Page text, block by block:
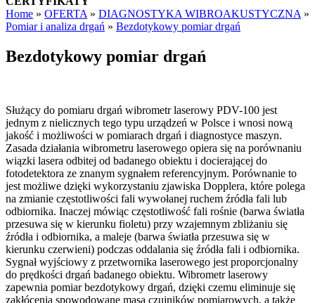
Home » OFERTA » DIAGNOSTYKA WIBROAKUSTYCZNA »
Pomiar i analiza drgań » Bezdotykowy pomiar drgań
Bezdotykowy pomiar drgań
Służący do pomiaru drgań wibrometr laserowy PDV-100 jest
jednym z nielicznych tego typu urządzeń w Polsce i wnosi nową
jakość i możliwości w pomiarach drgań i diagnostyce maszyn.
Zasada działania wibrometru laserowego opiera się na porównaniu
wiązki lasera odbitej od badanego obiektu i docierającej do
fotodetektora ze znanym sygnałem referencyjnym. Porównanie to
jest możliwe dzięki wykorzystaniu zjawiska Dopplera, które polega
na zmianie częstotliwości fali wywołanej ruchem źródła fali lub
odbiornika. Inaczej mówiąc częstotliwość fali rośnie (barwa światła
przesuwa się w kierunku fioletu) przy wzajemnym zbliżaniu się
źródła i odbiornika, a maleje (barwa światła przesuwa się w
kierunku czerwieni) podczas oddalania się źródła fali i odbiornika.
Sygnał wyjściowy z przetwornika laserowego jest proporcjonalny
do prędkości drgań badanego obiektu. Wibrometr laserowy
zapewnia pomiar bezdotykowy drgań, dzięki czemu eliminuje się
zakłócenia spowodowane masą czujników pomiarowych, a także